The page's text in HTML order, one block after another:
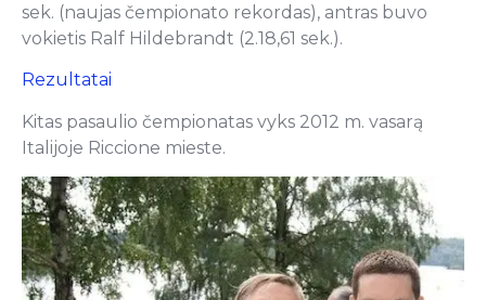
sek. (naujas čempionato rekordas), antras buvo
vokietis Ralf Hildebrandt (2.18,61 sek.).
Rezultatai
Kitas pasaulio čempionatas vyks 2012 m. vasarą
Italijoje Riccione mieste.